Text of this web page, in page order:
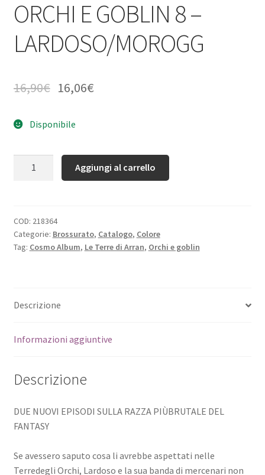
ORCHI E GOBLIN 8 –
LARDOSO/MOROGG
16,90€ 16,06€
Disponibile
Aggiungi al carrello
COD: 218364
Categorie: Brossurato, Catalogo, Colore
Tag: Cosmo Album, Le Terre di Arran, Orchi e goblin
Descrizione
Informazioni aggiuntive
Descrizione
DUE NUOVI EPISODI SULLA RAZZA PIÙBRUTALE DEL
FANTASY
Se avessero saputo cosa li avrebbe aspettati nelle
Terredegli Orchi, Lardoso e la sua banda di mercenari non